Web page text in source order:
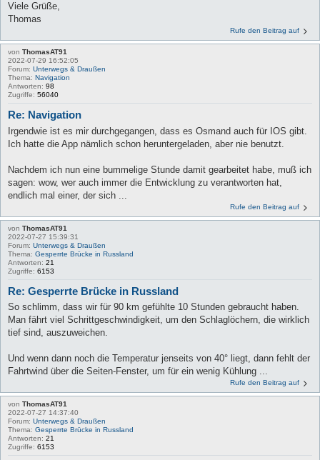
Viele Grüße,
Thomas
Rufe den Beitrag auf
von ThomasAT91
2022-07-29 16:52:05
Forum: Unterwegs & Draußen
Thema: Navigation
Antworten: 98
Zugriffe: 56040
Re: Navigation
Irgendwie ist es mir durchgegangen, dass es Osmand auch für IOS gibt.
Ich hatte die App nämlich schon heruntergeladen, aber nie benutzt.
Nachdem ich nun eine bummelige Stunde damit gearbeitet habe, muß ich
sagen: wow, wer auch immer die Entwicklung zu verantworten hat,
endlich mal einer, der sich ...
Rufe den Beitrag auf
von ThomasAT91
2022-07-27 15:39:31
Forum: Unterwegs & Draußen
Thema: Gesperrte Brücke in Russland
Antworten: 21
Zugriffe: 6153
Re: Gesperrte Brücke in Russland
So schlimm, dass wir für 90 km gefühlte 10 Stunden gebraucht haben.
Man fährt viel Schrittgeschwindigkeit, um den Schlaglöchern, die wirklich
tief sind, auszuweichen.
Und wenn dann noch die Temperatur jenseits von 40° liegt, dann fehlt der
Fahrtwind über die Seiten-Fenster, um für ein wenig Kühlung ...
Rufe den Beitrag auf
von ThomasAT91
2022-07-27 14:37:40
Forum: Unterwegs & Draußen
Thema: Gesperrte Brücke in Russland
Antworten: 21
Zugriffe: 6153